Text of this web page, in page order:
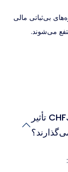
بی‌ثباتی مالی
چه عواملی بر جفت‌ارز CHFJPY تأثیر